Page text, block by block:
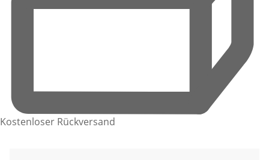
Kostenloser Rückversand